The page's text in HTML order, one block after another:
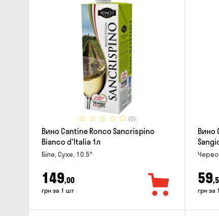
(0)
Вино Cantine Ronco Sancrispino
Bianco d'Italia 1л
Біле, Сухе, 10.5°
149,00
грн за 1 шт
Вино
59
грн за